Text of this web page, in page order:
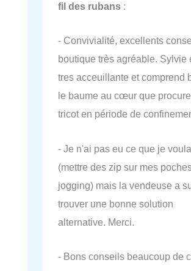
fil des rubans :
- Convivialité, excellents
boutique très agréable. Sylvie
tres acceuillante et comprend
le baume au cœur que
tricot en période de
- Je n'ai pas eu ce que je
(mettre des zip sur mes
jogging) mais la vendeuse a
trouver une bonne solution
alternative. Merci.
- Bons conseils beaucoup de